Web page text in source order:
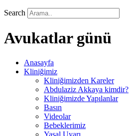
Search
Avukatlar günü
Anasayfa
Kliniğimiz
Kliniğimizden Kareler
Abdulaziz Akkaya kimdir?
Kliniğimizde Yapılanlar
Basın
Videolar
Bebeklerimiz
Yasal Uyarı